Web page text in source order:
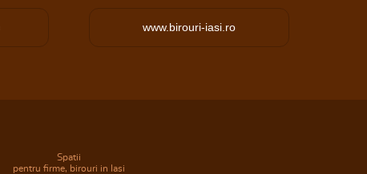
www.birouri-iasi.ro
Spatii
pentru firme, birouri in Iasi